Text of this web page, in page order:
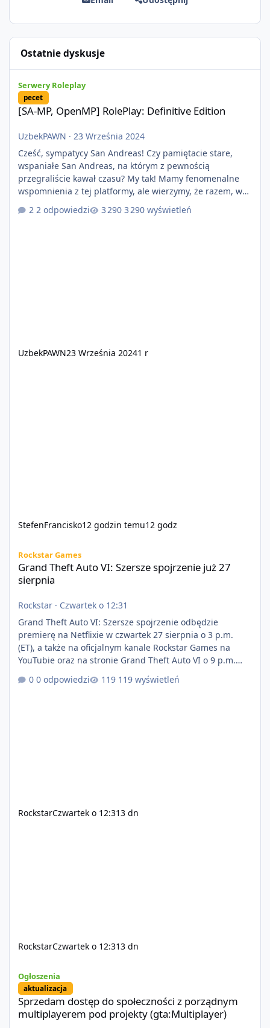
Ostatnie dyskusje
Serwery Roleplay
pecet
[SA-MP, OpenMP] RolePlay: Definitive Edition
UzbekPAWN · 23 Września 2024
Cześć, sympatycy San Andreas! Czy pamiętacie stare,
wspaniałe San Andreas, na którym z pewnością
przegraliście kawał czasu? My tak! Mamy fenomenalne
wspomnienia z tej platformy, ale wierzymy, że razem, w
nowopowstającym projekcie RolePlay: Definitive Edition
uda nam się zbudować nowe, piękne chwile w roleplayu,
2 odpowiedzi 3 290 wyświetleń
UzbekPAWN23 Września 20241 r
StefenFrancisko12 godzin temu12 godz
Rockstar Games
Grand Theft Auto VI: Szersze spojrzenie już 27
sierpnia
Rockstar · Czwartek o 12:31
Grand Theft Auto VI: Szersze spojrzenie odbędzie
premierę na Netflixie w czwartek 27 sierpnia o 3 p.m.
(ET), a także na oficjalnym kanale Rockstar Games na
YouTubie oraz na stronie Grand Theft Auto VI o 9 p.m.
(ET) 27 sierpnia. https://netflix.com/GTAVI Grand Theft
Auto VI będzie dostępne 19 listopada na PlayStation 5
0 odpowiedzi 119 wyświetleń
RockstarCzwartek o 12:313 dn
RockstarCzwartek o 12:313 dn
Ogłoszenia
aktualizacja
Sprzedam dostęp do społeczności z porządnym
multiplayerem pod projekty (gta:Multiplayer)